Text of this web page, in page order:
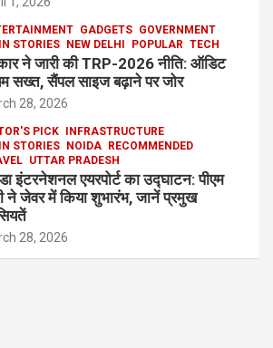
GADGETS GOVERNMENT
STORIES
NEW DELHI POPULAR TECH
ने जारी की TRP-2026 नीति: ऑडिट
सख्त, सैंपल साइज बढ़ाने पर जोर
28, 2026
PICK
INFRASTRUCTURE
STORIES
NOIDA
RECOMMENDED
UTTAR PRADESH
इंटरनेशनल एयरपोर्ट का उद्घाटन: पीएम
ने जेवर में किया शुभारंभ, जानें प्रमुख
28, 2026